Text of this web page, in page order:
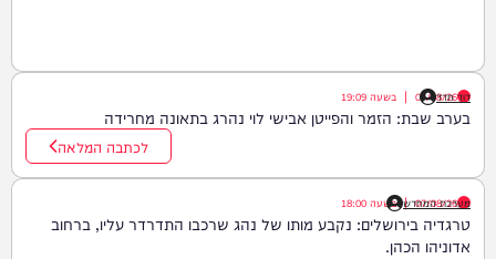
דוד חדד
07/08/26
| בשעה 19:09
בערב שבת: הזמר והפייטן אבישי לוי נהרג בתאונה מחרידה
לכתבה המלאה
מערכת המחדש
07/08/26
| בשעה 18:00
טרגדיה בירושלים: נקבע מותו של נהג שרכבו התדרדר עליו, ברחוב
אדוניהו הכהן.